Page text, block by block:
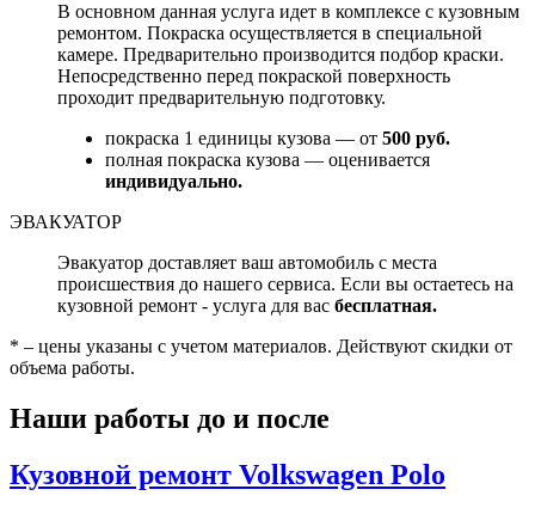
В основном данная услуга идет в комплексе с кузовным
ремонтом. Покраска осуществляется в специальной
камере. Предварительно производится подбор краски.
Непосредственно перед покраской поверхность
проходит предварительную подготовку.
покраска 1 единицы кузова — от 500 руб.
полная покраска кузова — оценивается
индивидуально.
ЭВАКУАТОР
Эвакуатор доставляет ваш автомобиль с места
происшествия до нашего сервиса. Если вы остаетесь на
кузовной ремонт - услуга для вас бесплатная.
* – цены указаны с учетом материалов. Действуют скидки от
объема работы.
Наши работы до и после
Кузовной ремонт Volkswagen Polo